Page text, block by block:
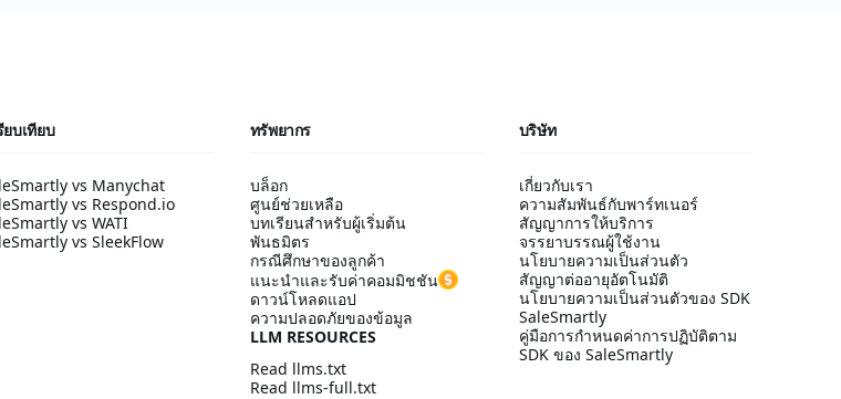
ยบเทียบ
vs Manychat
vs Respond.io
vs WATI
vs SleekFlow
ทรัพยากร
บล็อก
ศูนย์ช่วยเหลือ
บทเรียนสำหรับผู้เริ่มต้น
พันธมิตร
กรณีศึกษาของลูกค้า
แนะนำและรับค่าคอมมิชชัน
ดาวน์โหลดแอป
ความปลอดภัยของข้อมูล
LLM RESOURCES
Read llms.txt
Read llms-full.txt
บริษัท
เกี่ยวกับเรา
ความสัมพันธ์กับพาร์ทเนอร์
สัญญาการให้บริการ
จรรยาบรรณผู้ใช้งาน
นโยบายความเป็นส่วนตัว
สัญญาต่ออายุอัตโนมัติ
นโยบายความเป็นส่วนตัวของ SDK
SaleSmartly
คู่มือการกำหนดค่าการปฏิบัติตาม
SDK ของ SaleSmartly